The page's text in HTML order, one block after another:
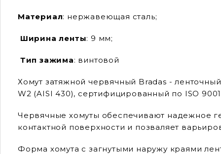
Материал: нержавеющая сталь;
Ширина ленты: 9 мм;
Тип зажима: винтовой
Хомут затяжной червячный Bradas -
W2 (AISI 430), сертифицированный по ISO
Червячные хомуты обеспечивают надежное
контактной поверхности и позваляет
Форма хомута с загнутыми наружу краями